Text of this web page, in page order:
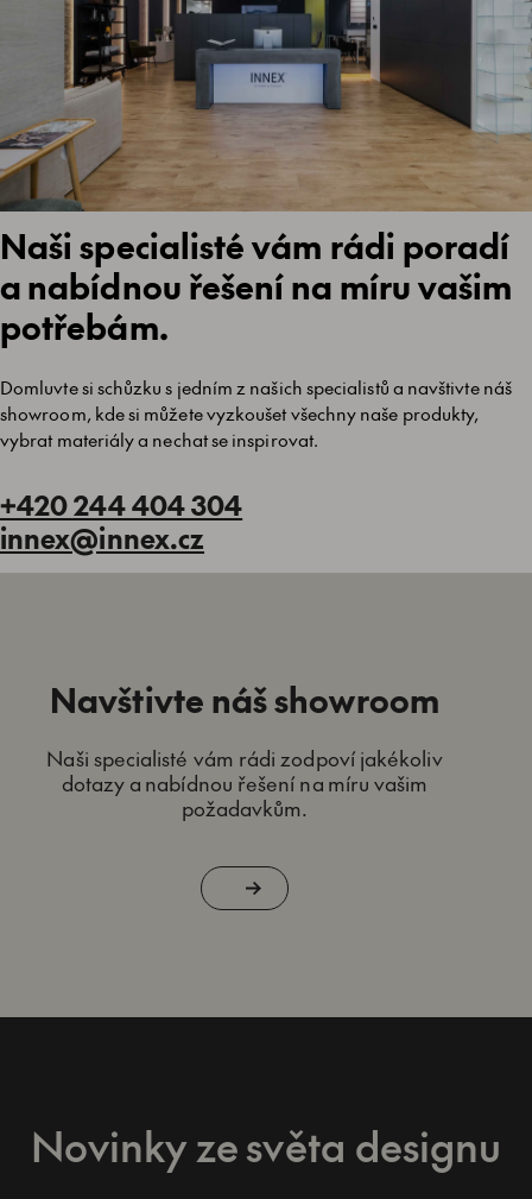
Naši specialisté vám rádi poradí
a nabídnou řešení na míru vašim
potřebám.
Domluvte si schůzku s jedním z našich specialistů a navštivte náš
showroom, kde si můžete vyzkoušet všechny naše produkty,
vybrat materiály a nechat se inspirovat.
+420 244 404 304
innex@innex.cz
Navštivte náš showroom
Naši specialisté vám rádi zodpoví jakékoliv
dotazy a nabídnou řešení na míru vašim
požadavkům.
Novinky ze světa designu